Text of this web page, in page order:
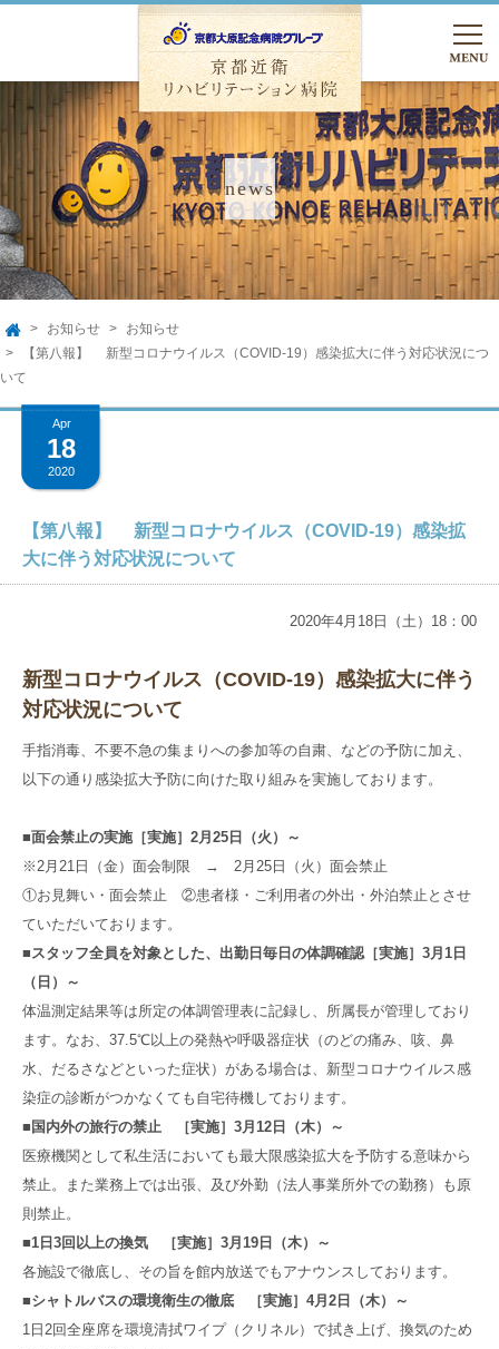
TEL.075-762-5000
入院のご相談 友達追加
HOME
病院のご案内
病院のご案内
数字でわかる京都近衛リハ病院
フロアガイド
なぜ、転院するの？
京都市域リハビリテーション協力病院事業
入院のご案内
入院のご相談
入院から退院までの流れ
入院中の各種サービス
入院中の方へ
入院環境
大切な食事のこと
在宅サービス
訪問看護ステーション
グループサイト
京都大原記念病院
御所南リハビリクリニック
有老ライフピア八瀬大原Ⅰ番館
採用 サイト
TOP
お知らせ
お知らせ
【第八報】 新型コロナウイルス（COVID-19）感染拡大に伴う対応状況につ
いて
Apr
18
2020
【第八報】 新型コロナウイルス（COVID-19）感染拡
大に伴う対応状況について
2020年4月18日（土）18：00
新型コロナウイルス（COVID-19）感染拡大に伴う
対応状況について
手指消毒、不要不急の集まりへの参加等の自粛、などの予防に加え、
以下の通り感染拡大予防に向けた取り組みを実施しております。
■面会禁止の実施［実施］2月25日（火）～
※2月21日（金）面会制限 → 2月25日（火）面会禁止
①お見舞い・面会禁止 ②患者様・ご利用者の外出・外泊禁止とさせ
ていただいております。
■スタッフ全員を対象とした、出勤日毎日の体調確認［実施］3月1日
（日）～
体温測定結果等は所定の体調管理表に記録し、所属長が管理しており
ます。なお、37.5℃以上の発熱や呼吸器症状（のどの痛み、咳、鼻
水、だるさなどといった症状）がある場合は、新型コロナウイルス感
染症の診断がつかなくても自宅待機しております。
■国内外の旅行の禁止 ［実施］3月12日（木）～
医療機関として私生活においても最大限感染拡大を予防する意味から
禁止。また業務上では出張、及び外勤（法人事業所外での勤務）も原
則禁止。
■1日3回以上の換気 ［実施］3月19日（木）～
各施設で徹底し、その旨を館内放送でもアナウンスしております。
■シャトルバスの環境衛生の徹底 ［実施］4月2日（木）～
1日2回全座席を環境清拭ワイプ（クリネル）で拭き上げ、換気のため